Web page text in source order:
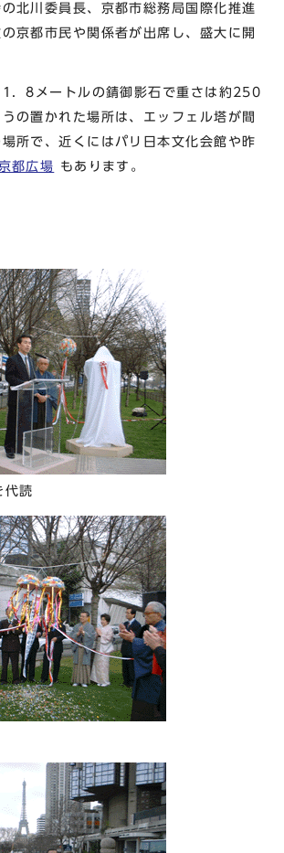
北川委員長、京都市総務局国際化推進
京都市民や関係者が出席し、盛大に開
．8メートルの錆御影石で重さは約250
の置かれた場所は、エッフェル塔が間
所で、近くにはパリ日本文化会館や昨
都広場 もあります。
代読